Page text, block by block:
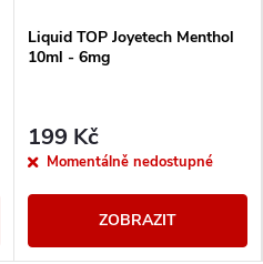
Liquid TOP Joyetech Menthol
10ml - 6mg
199 Kč
Momentálně nedostupné
ZOBRAZIT